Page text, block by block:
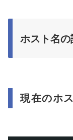
ホスト名の
現在のホ